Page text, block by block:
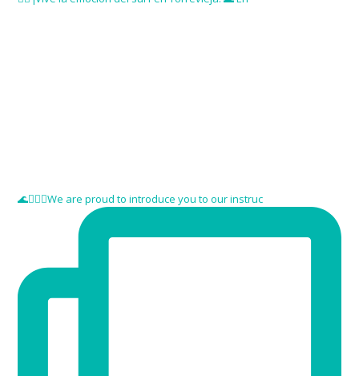
🌊🏄🏼‍♂️We are proud to introduce you to our instruc